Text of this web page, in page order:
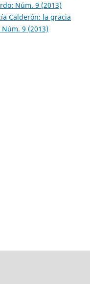
Núm. 9 (2013)
Calderón: la gracia
9 (2013)